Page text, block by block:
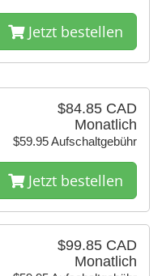
Jetzt bestellen
$84.85 CAD
Monatlich
$59.95 Aufschaltgebühr
Jetzt bestellen
$99.85 CAD
Monatlich